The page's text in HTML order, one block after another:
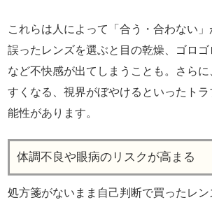
これらは人によって「合う・合わない」
誤ったレンズを選ぶと目の乾燥、ゴロゴ
など不快感が出てしまうことも。さら
すくなる、視界がぼやけるといったト
能性があります。
体調不良や眼病のリスクが高まる
処方箋がないまま自己判断で買ったレン